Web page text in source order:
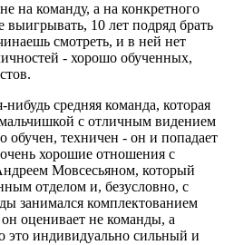
на команду, а на конкретного
10 лет подряд брать
смотреть, и в ней нет
- хорошо обученных,
средняя команда, которая
с отличным видением
обучен, техничен - он и попадает
хорошие отношения с
Мовсесьяном, который
отделом и, безусловно, с
занимался комплектованием
оценивает не команды, а
это индивидуально сильный и